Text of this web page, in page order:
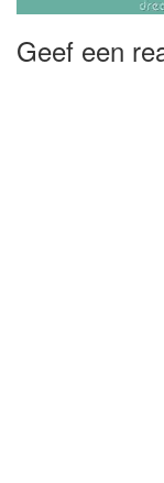
Geef een